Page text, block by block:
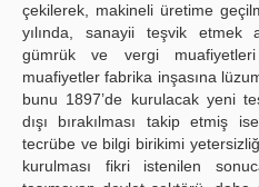
çekilerek, makineli üretime
yılında, sanayii teşvik etmek
gümrük ve vergi
muafiyetler fabrika inşasına
bunu 1897’de kurulacak yeni
dışı bırakılması takip etmiş
tecrübe ve bilgi birikimi
kurulması fikri istenilen